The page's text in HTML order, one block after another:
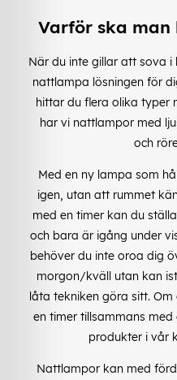
Varför ska man
När du inte gillar att sova
nattlampa lösningen för
hittar du flera olika typer
har vi nattlampor med
och
Med en ny lampa som
igen, utan att rummet
med en timer kan du
och bara är igång under
behöver du inte oroa dig
morgon/kväll utan kan
låta tekniken göra sitt.
en timer tillsammans
produkter i vår
Nattlampor kan med